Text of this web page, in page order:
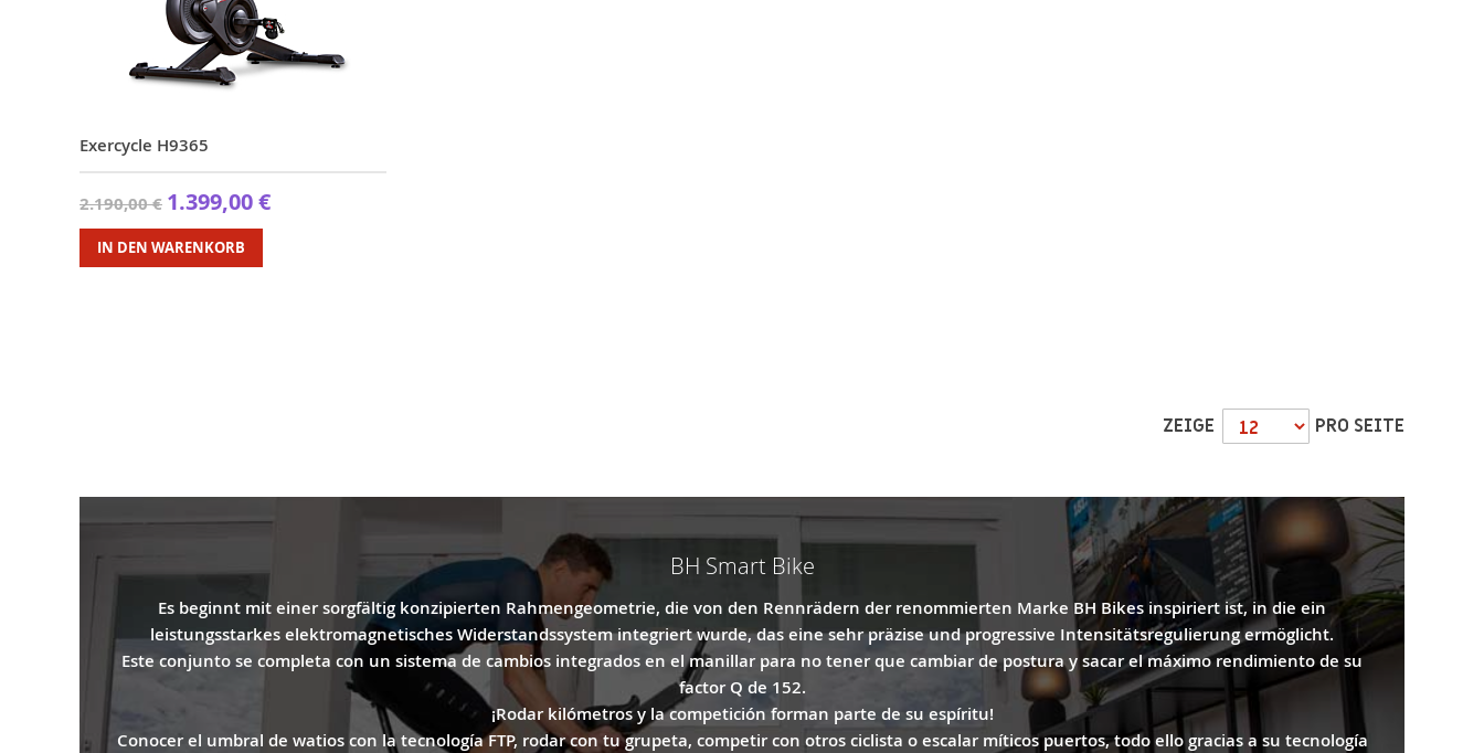
Exercycle H9365
2.190,00 € 1.399,00 €
IN DEN WARENKORB
ZEIGE PRO SEITE
BH Smart Bike
Es beginnt mit einer sorgfältig konzipierten Rahmengeometrie, die von den Rennrädern der renommierten Marke BH Bikes inspiriert ist, in die ein
leistungsstarkes elektromagnetisches Widerstandssystem integriert wurde, das eine sehr präzise und progressive Intensitätsregulierung ermöglicht.
Este conjunto se completa con un sistema de cambios integrados en el manillar para no tener que cambiar de postura y sacar el máximo rendimiento de su
factor Q de 152.
¡Rodar kilómetros y la competición forman parte de su espíritu!
Conocer el umbral de watios con la tecnología FTP, rodar con tu grupeta, competir con otros ciclista o escalar míticos puertos, todo ello gracias a su tecnología